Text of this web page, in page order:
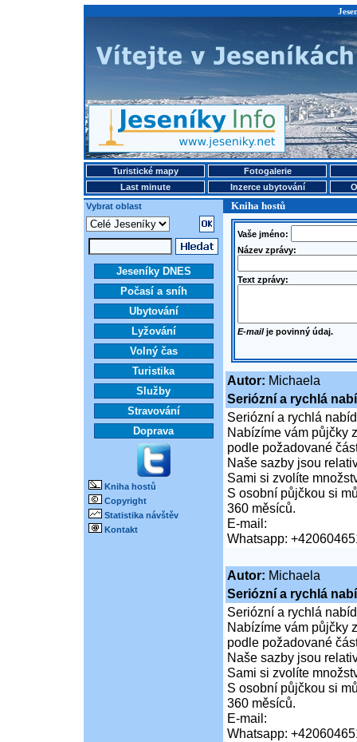
Turistické mapy
Fotogalerie
Last minute
Inzerce ubytování
Vybrat oblast
Kniha hostů
Jeseníky DNES
Počasí a sníh
Ubytování
Lyžování
Volný čas
Turistika
Služby
Stravování
Doprava
Kniha hostů
Copyright
Statistika návštěv
Kontakt
Vaše jméno:
Název zprávy:
Text zprávy:
E-mailje povinný údaj.
Autor: Michaela
Seriózní a rychlá
Seriózní a rychlá
Nabízíme vám půjčky
podle požadované
Naše sazby jsou
Sami si zvolíte
S osobní půjčkou si
360 měsíců.
E-mail:
Whatsapp:
Autor: Michaela
Seriózní a rychlá
Seriózní a rychlá
Nabízíme vám půjčky
podle požadované
Naše sazby jsou
Sami si zvolíte
S osobní půjčkou si
360 měsíců.
E-mail:
Whatsapp: